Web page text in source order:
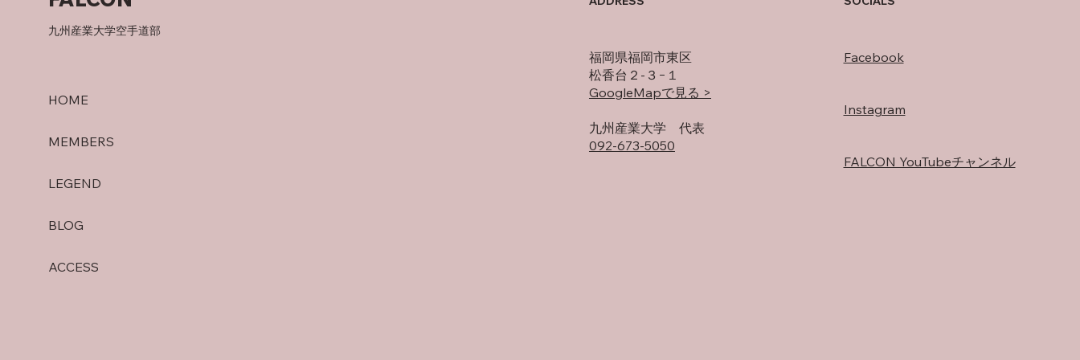
HOME
MEMBERS
LEGEND
BLOG
ACCESS
九州産業大学空手道部
福岡県福岡市東区
松香台２-３−１
GoogleMapで見る >
​九州産業大学 代表
092-673-5050
Facebook
Instagram
FALCON YouTubeチャンネル